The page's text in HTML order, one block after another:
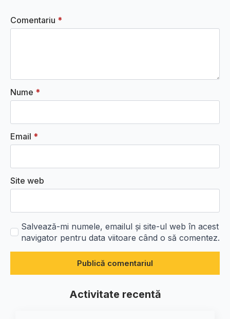
Comentariu *
Nume *
Email *
Site web
Salvează-mi numele, emailul și site-ul web în acest
navigator pentru data viitoare când o să comentez.
Activitate recentă